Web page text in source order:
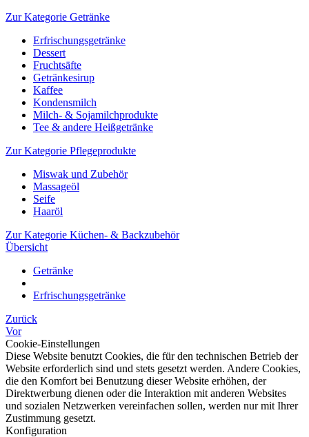
Zur Kategorie Getränke
Erfrischungsgetränke
Dessert
Fruchtsäfte
Getränkesirup
Kaffee
Kondensmilch
Milch- & Sojamilchprodukte
Tee & andere Heißgetränke
Zur Kategorie Pflegeprodukte
Miswak und Zubehör
Massageöl
Seife
Haaröl
Zur Kategorie Küchen- & Backzubehör
Übersicht
Getränke
Erfrischungsgetränke
Zurück
Vor
Cookie-Einstellungen
Diese Website benutzt Cookies, die für den technischen Betrieb der
Website erforderlich sind und stets gesetzt werden. Andere Cookies,
die den Komfort bei Benutzung dieser Website erhöhen, der
Direktwerbung dienen oder die Interaktion mit anderen Websites
und sozialen Netzwerken vereinfachen sollen, werden nur mit Ihrer
Zustimmung gesetzt.
Konfiguration